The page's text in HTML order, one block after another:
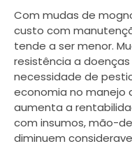
Com mudas de
custo com
tende a ser menor.
resistência a
necessidade de
economia no manejo
aumenta a
com insumos, mão-
diminuem